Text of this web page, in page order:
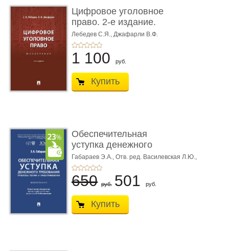
Цифровое уголовное
право. 2-е издание.
Монограф ...
Лебедев С.Я., Джафарли В.Ф.
1 100 руб.
Купить
Обеспечительная
уступка денежного
требования ...
Габараев Э.А., Отв. ред. Василевская Л.Ю.,
вступ. сл. Каретина М.Г.
650 руб. 501 руб.
Купить